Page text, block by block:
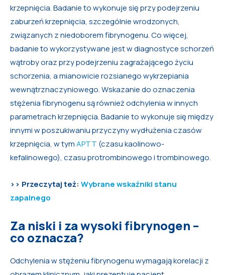
krzepnięcia. Badanie to wykonuje się przy podejrzeniu
zaburzeń krzepnięcia, szczególnie wrodzonych,
związanych z niedoborem fibrynogenu. Co więcej,
badanie to wykorzystywane jest w diagnostyce schorzeń
wątroby oraz przy podejrzeniu zagrażającego życiu
schorzenia, a mianowicie rozsianego wykrzepiania
wewnątrznaczyniowego. Wskazanie do oznaczenia
stężenia fibrynogenu są również odchylenia w innych
parametrach krzepnięcia. Badanie to wykonuje się między
innymi w poszukiwaniu przyczyny wydłużenia czasów
krzepnięcia, w tymAPTT (czasu kaolinowo-
kefalinowego), czasu protrombinowego i trombinowego.
>> Przeczytaj też: Wybrane wskaźniki stanu
zapalnego
Za niski i za wysoki fibrynogen –
co oznacza?
Odchylenia w stężeniu fibrynogenu wymagają korelacji z